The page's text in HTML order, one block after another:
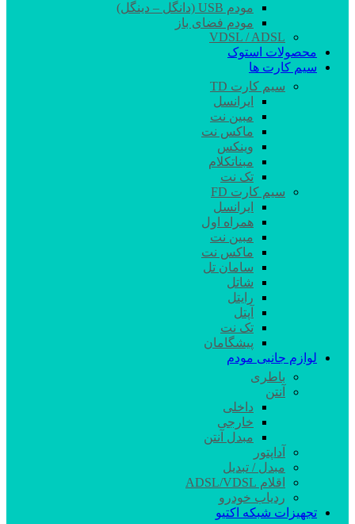
مودم USB (دانگل – دینگل)
مودم فضای باز
VDSL / ADSL
محصولات استوک
سیم کارت ها
سیم کارت TD
ایرانسل
مبین نت
ماکس نت
وینکس
مبناتکلام
تک نت
سیم کارت FD
ایرانسل
همراه اول
مبین نت
ماکس نت
سامان تل
شاتل
رایتل
آپتل
تک نت
پیشگامان
لوازم جانبی مودم
باطری
آنتن
داخلی
خارجی
مبدل آنتن
آداپتور
مبدل / تبدیل
اقلام ADSL/VDSL
ردیاب خودرو
تجهیزات شبکه اکتیو